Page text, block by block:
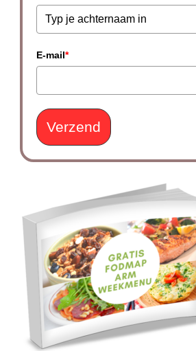
E-mail*
Verzend